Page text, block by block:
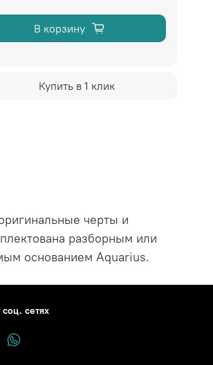
В корзину
Купить в 1 клик
черты и
разборным или
основанием Aquarius.
сетях